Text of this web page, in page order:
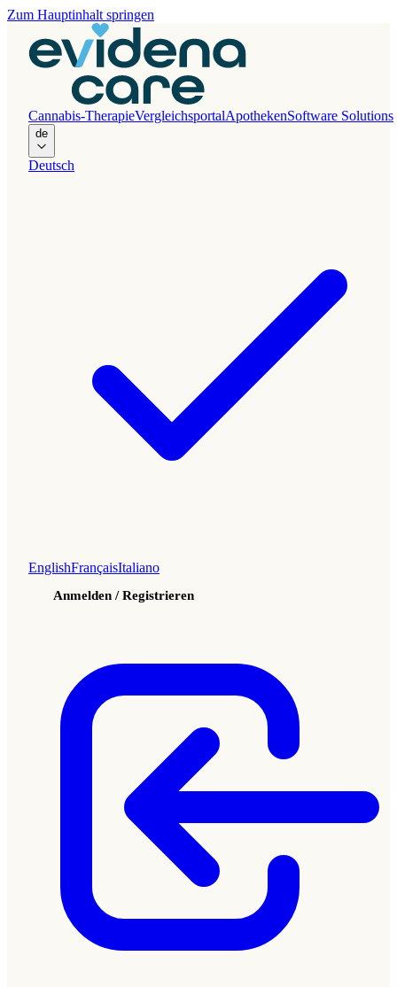
Zum Hauptinhalt springen
Cannabis-TherapieVergleichsportalApothekenSoftware Solutions
de
Deutsch
EnglishFrançaisItaliano
Anmelden / Registrieren